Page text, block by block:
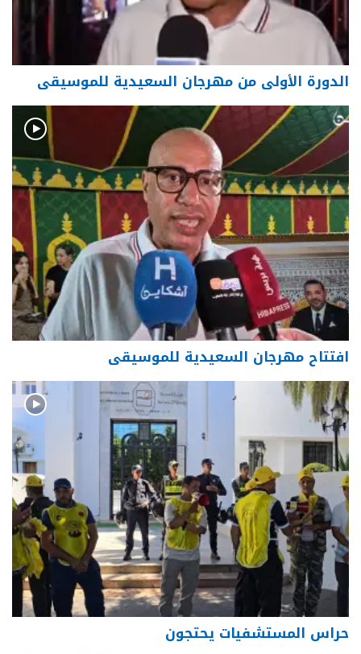
الدورة الأولى من مهرجان السعيدية للموسيقى
افتتاح مهرجان السعيدية للموسيقى
حراس المستشفيات يحتجون